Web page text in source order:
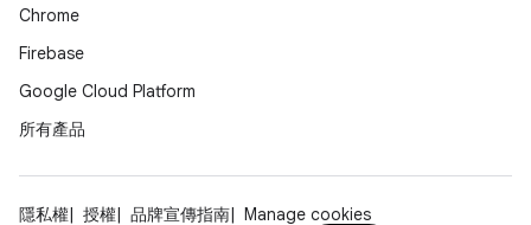
Chrome
Firebase
Google Cloud Platform
所有產品
隱私權 授權 品牌宣傳指南 Manage cookies